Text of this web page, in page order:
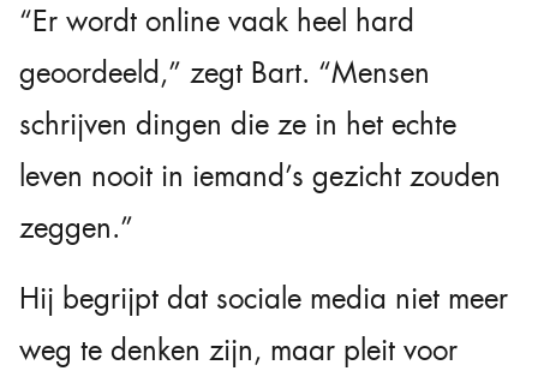
“Er wordt online vaak heel hard
geoordeeld,” zegt Bart. “Mensen
schrijven dingen die ze in het echte
leven nooit in iemand’s gezicht zouden
zeggen.”
Hij begrijpt dat sociale media niet meer
weg te denken zijn, maar pleit voor